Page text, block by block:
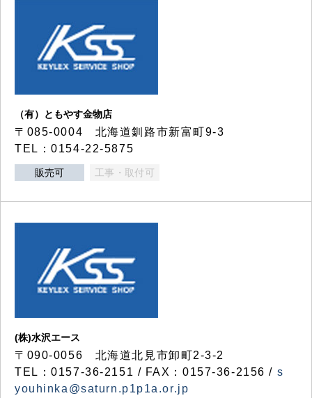
（有）ともやす金物店
〒085-0004 北海道釧路市新富町9-3
TEL：0154-22-5875
販売可 工事・取付可
(株)水沢エース
〒090-0056 北海道北見市卸町2-3-2
TEL：0157-36-2151 / FAX：0157-36-2156 / s
youhinka@saturn.p1p1a.or.jp